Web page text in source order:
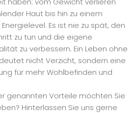
Haut bis hin zu einem
Es ist nie zu spät, den
zu tun und die eigene
zu verbessern. Ein Leben ohne
nicht Verzicht, sondern eine
für mehr Wohlbefinden und
genannten Vorteile möchten Sie
Hinterlassen Sie uns gerne